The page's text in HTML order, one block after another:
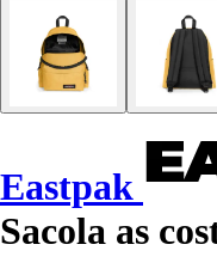
Eastpak
Sacola as